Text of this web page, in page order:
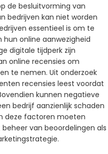
de besluitvorming van
bedrijven kan niet worden
essentieel is om te
online aanwezigheid
digitale tijdperk zijn
online recensies om
te nemen. Uit onderzoek
recensies leest voordat
kunnen negatieve
bedrijf aanzienlijk schaden
deze factoren moeten
van beoordelingen als